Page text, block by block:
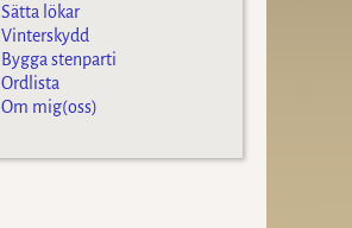
Sätta lökar
Vinterskydd
Bygga stenparti
Ordlista
Om mig(oss)